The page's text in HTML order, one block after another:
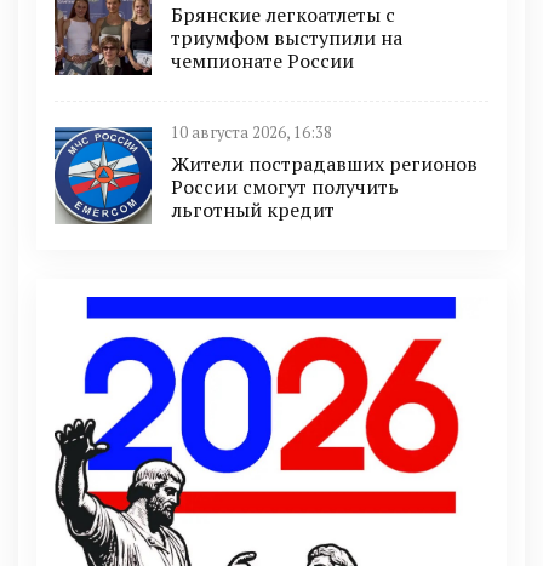
Брянские легкоатлеты с
триумфом выступили на
чемпионате России
10 августа 2026, 16:38
Жители пострадавших регионов
России смогут получить
льготный кредит